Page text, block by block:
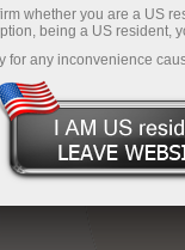
whether you are a US
being a US resident,
for any inconvenience